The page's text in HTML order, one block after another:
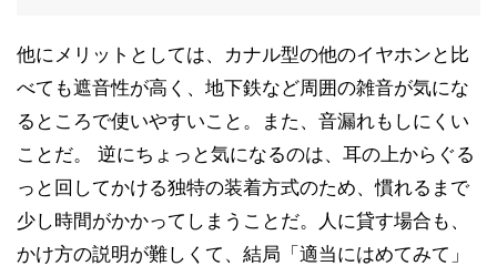
他にメリットとしては、カナル型の他のイヤホンと比
べても遮音性が高く、地下鉄など周囲の雑音が気にな
るところで使いやすいこと。また、音漏れもしにくい
ことだ。 逆にちょっと気になるのは、耳の上からぐる
っと回してかける独特の装着方式のため、慣れるまで
少し時間がかかってしまうことだ。人に貸す場合も、
かけ方の説明が難しくて、結局「適当にはめてみて」